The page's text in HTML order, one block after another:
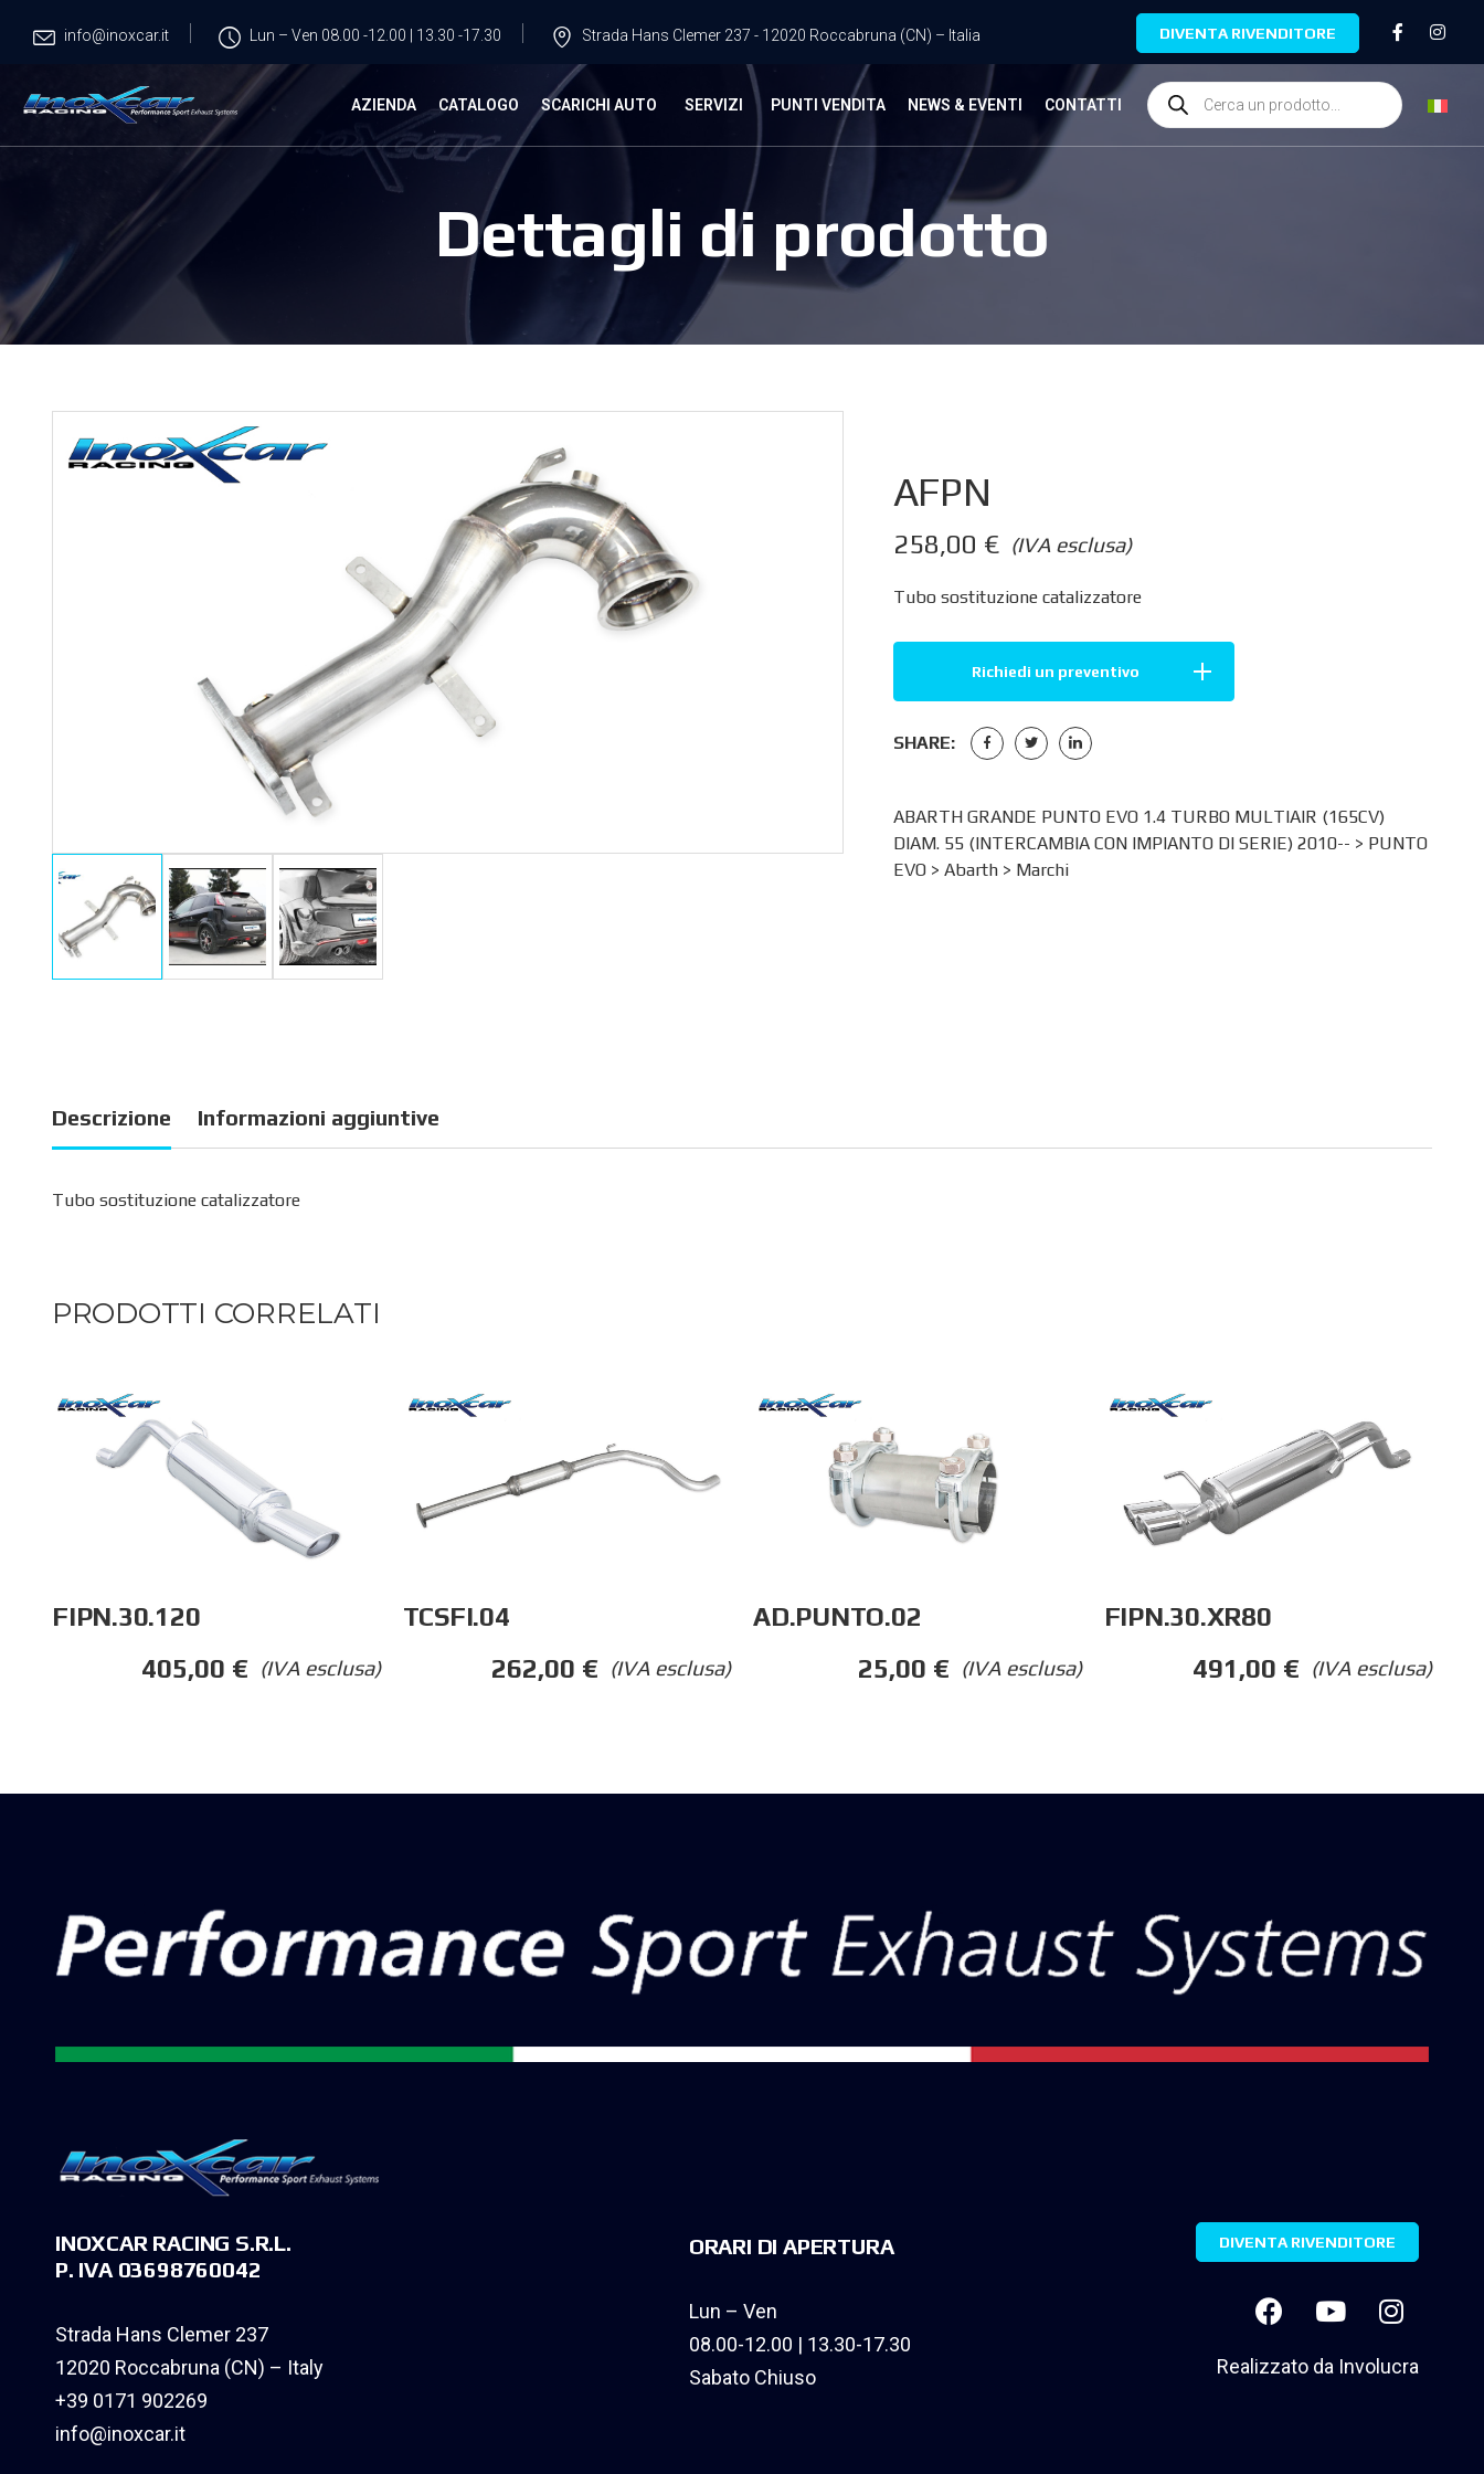
info@inoxcar.it Lun – Ven 08.00 -12.00 | 13.30 -17.30 Strada Hans Clemer 237 - 12020 Roccabruna (CN) – Italia DIVENTA RIVENDITORE
AZIENDA CATALOGO SCARICHI AUTO SERVIZI PUNTI VENDITA NEWS & EVENTI CONTATTI
Dettagli di prodotto
AFPN
(IVA esclusa)
258,00 €
Tubo sostituzione catalizzatore
Richiedi un preventivo
SHARE:
ABARTH GRANDE PUNTO EVO 1.4 TURBO MULTIAIR (165CV)
DIAM. 55 (INTERCAMBIA CON IMPIANTO DI SERIE) 2010-- > PUNTO
EVO> Abarth> Marchi
Descrizione Informazioni aggiuntive
Tubo sostituzione catalizzatore
PRODOTTI CORRELATI
FIPN.30.120
(IVA esclusa)
405,00 €
TCSFI.04
(IVA esclusa)
262,00 €
AD.PUNTO.02
(IVA esclusa)
25,00 €
FIPN.30.XR80
(IVA esclusa)
491,00 €
INOXCAR RACING S.R.L.
P. IVA 03698760042
Strada Hans Clemer 237
12020 Roccabruna (CN) – Italy
+39 0171 902269
info@inoxcar.it
ORARI DI APERTURA
Lun – Ven
08.00-12.00 | 13.30-17.30
Sabato Chiuso
DIVENTA RIVENDITORE
Realizzato da Involucra